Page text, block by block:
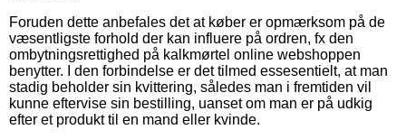
Foruden dette anbefales det at køber er opmærksom på de
væsentligste forhold der kan influere på ordren, fx den
ombytningsrettighed på kalkmørtel online webshoppen
benytter. I den forbindelse er det tilmed essesentielt, at man
stadig beholder sin kvittering, således man i fremtiden vil
kunne eftervise sin bestilling, uanset om man er på udkig
efter et produkt til en mand eller kvinde.